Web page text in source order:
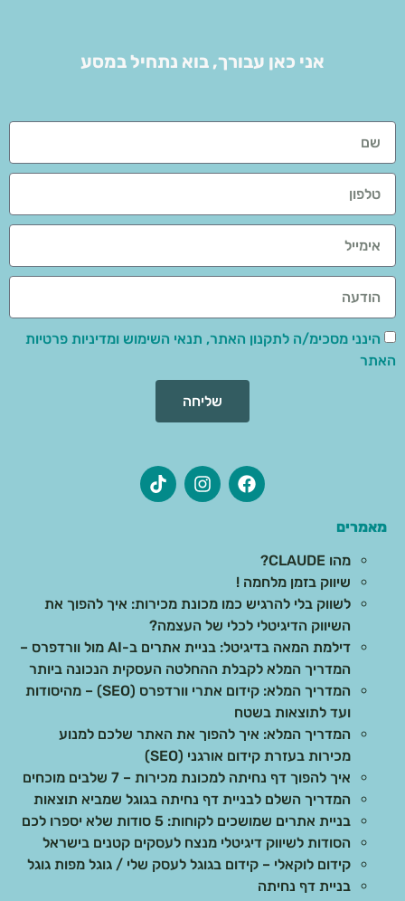
אני כאן עבורך, בוא נתחיל במסע
הינני מסכימ/ה לתקנון האתר, תנאי השימוש ומדיניות פרטיות
האתר
שליחה
מאמרים
מהו CLAUDE?
שיווק בזמן מלחמה !
לשווק בלי להרגיש כמו מכונת מכירות: איך להפוך את
השיווק הדיגיטלי לכלי של העצמה?
דילמת המאה בדיגיטל: בניית אתרים ב-AI מול וורדפרס –
המדריך המלא לקבלת ההחלטה העסקית הנכונה ביותר
המדריך המלא: קידום אתרי וורדפרס (SEO) – מהיסודות
ועד לתוצאות בשטח
המדריך המלא: איך להפוך את האתר שלכם למנוע
מכירות בעזרת קידום אורגני (SEO)
איך להפוך דף נחיתה למכונת מכירות – 7 שלבים מוכחים
המדריך השלם לבניית דף נחיתה בגוגל שמביא תוצאות
בניית אתרים שמושכים לקוחות: 5 סודות שלא יספרו לכם
הסודות לשיווק דיגיטלי מנצח לעסקים קטנים בישראל
קידום לוקאלי – קידום בגוגל לעסק שלי / גוגל מפות גוגל
בניית דף נחיתה